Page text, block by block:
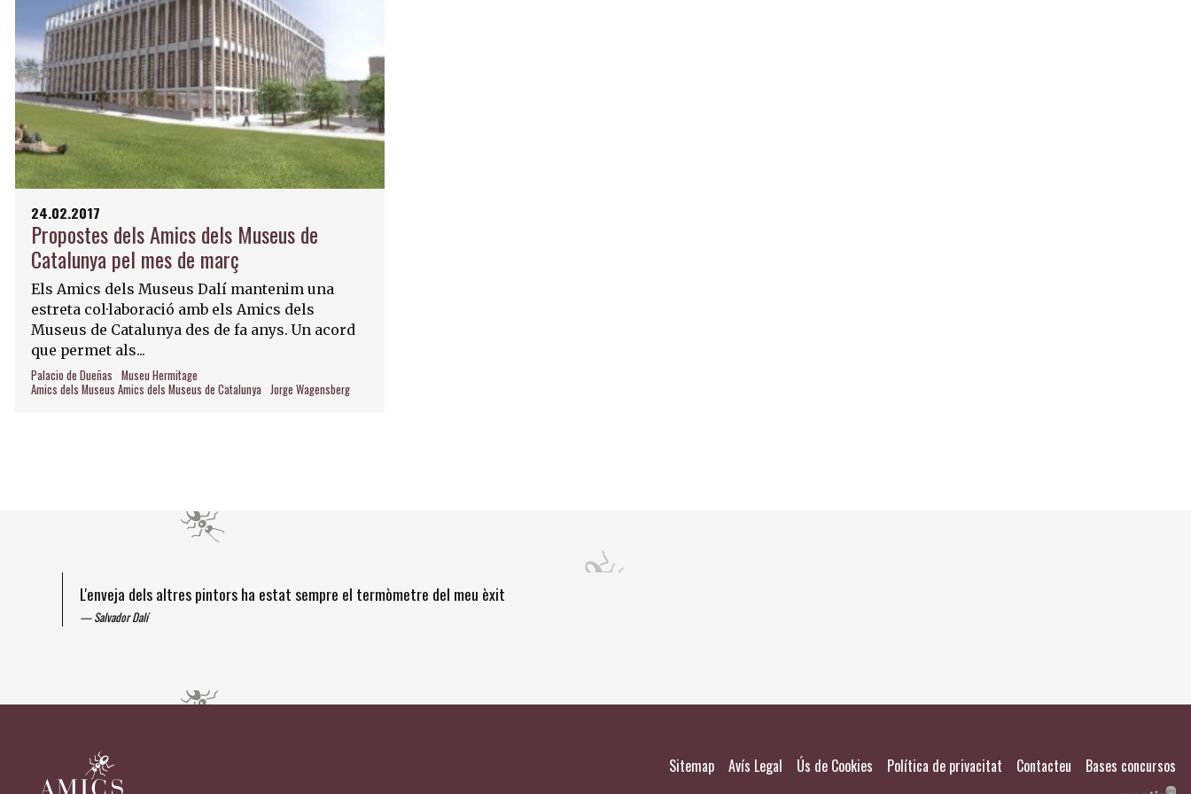
24.02.2017
Propostes dels Amics dels Museus de
Catalunya pel mes de març
Els Amics dels Museus Dalí mantenim una
estreta col·laboració amb els Amics dels
Museus de Catalunya des de fa anys. Un acord
que permet als...
Palacio de Dueñas Museu Hermitage
Amics dels Museus Amics dels Museus de Catalunya Jorge Wagensberg
L'enveja dels altres pintors ha estat sempre el termòmetre del meu èxit
Salvador Dalí
Sitemap Avís Legal Ús de Cookies Política de privacitat Contacteu Bases concursos